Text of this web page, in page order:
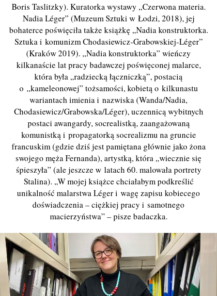
Boris Taslitzky). Kuratorka wystawy „Czerwona materia.
Nadia Léger” (Muzeum Sztuki w Łodzi, 2018), jej
bohaterce poświęciła także książkę „Nadia konstruktorka.
Sztuka i komunizm Chodasiewicz-Grabowskiej-Léger”
(Kraków 2019). „Nadia konstruktorka” wieńczy
kilkanaście lat pracy badawczej poświęconej malarce,
która była „radziecką łączniczką”, postacią
o „kameleonowej” tożsamości, kobietą o kilkunastu
wariantach imienia i nazwiska (Wanda/Nadia,
Chodasiewicz/Grabowska/Léger), uczennicą wybitnych
postaci awangardy, socrealistką, zaangażowaną
komunistką i propagatorką socrealizmu na gruncie
francuskim (gdzie dziś jest pamiętana głównie jako żona
swojego męża Fernanda), artystką, która „wiecznie się
śpieszyła” (ale jeszcze w latach 60. malowała portrety
Stalina). „W mojej książce chciałabym podkreślić
unikalność malarstwa Léger i wagę zapisu kobiecego
doświadczenia – ciężkiej pracy i samotnego
macierzyństwa” – pisze badaczka.